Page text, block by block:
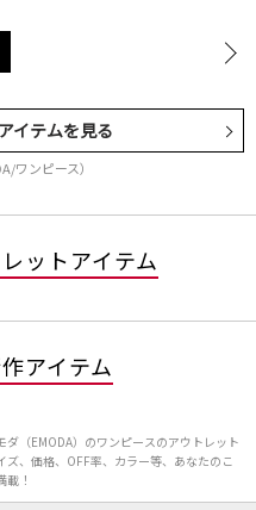
イテムを見る
ワンピース）
ットアイテム
アイテム
（EMODA）のワンピースのアウトレット
、価格、OFF率、カラー等、あなたのこ
！